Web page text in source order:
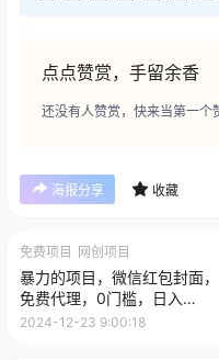
点点赞赏，手留余香
还没有人赞赏，快来当第一个
海报分享 收藏
免费项目 网创项目
暴力的项目，微信红包封面，
免费代理，0门槛，日入
1000+
2024-12-23 9:00:18